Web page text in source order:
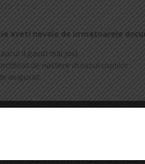
| 0
aveti nevoie de urmatoarele
il gasiti mai jos)
de nastere in cazul copiilor
asigurat:
medicul de familie doar dupa
COVID 19 A populației la risc